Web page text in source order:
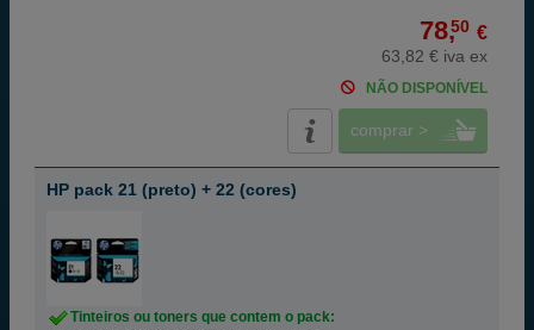
78,50 €
63,82 € iva ex
NÃO DISPONÍVEL
comprar >
HP pack 21 (preto) + 22 (cores)
Tinteiros ou toners que contem o pack: